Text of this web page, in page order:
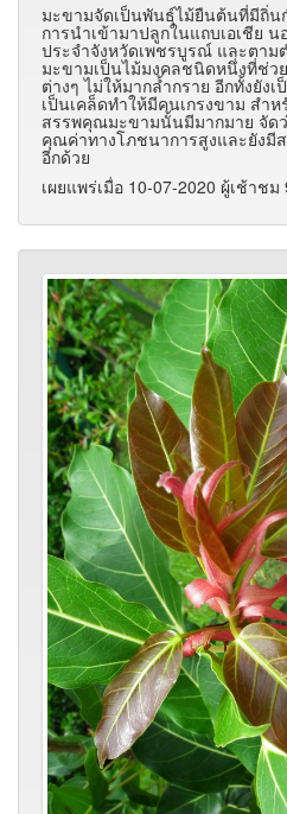
มะขามจัดเป็นพันธุ์ไม้ยืนต้นที่มีถิ่น
การนำเข้ามาปลูกในแถบเอเชีย
ประจำจังหวัดเพชรบูรณ์ และตาม
มะขามเป็นไม้มงคลชนิดหนึ่งที่ช่ว
ต่างๆ ไม่ให้มากล้ำกราย อีกทั้งยัง
เป็นเคล็ดทำให้มีคนเกรงขาม สำ
สรรพคุณมะขามนั้นมีมากมาย จัด
คุณค่าทางโภชนาการสูงและยังมี
อีกด้วย
เผยแพร่เมื่อ 10-07-2020 ผู้เช้าชม